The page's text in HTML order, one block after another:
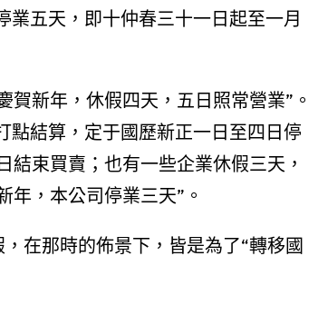
業五天，即十仲春三十一日起至一月
新年，休假四天，五日照常營業”。
點結算，定于國歷新正一日至四日停
束買賣；也有一些企業休假三天，
年，本公司停業三天”。
在那時的佈景下，皆是為了“轉移國